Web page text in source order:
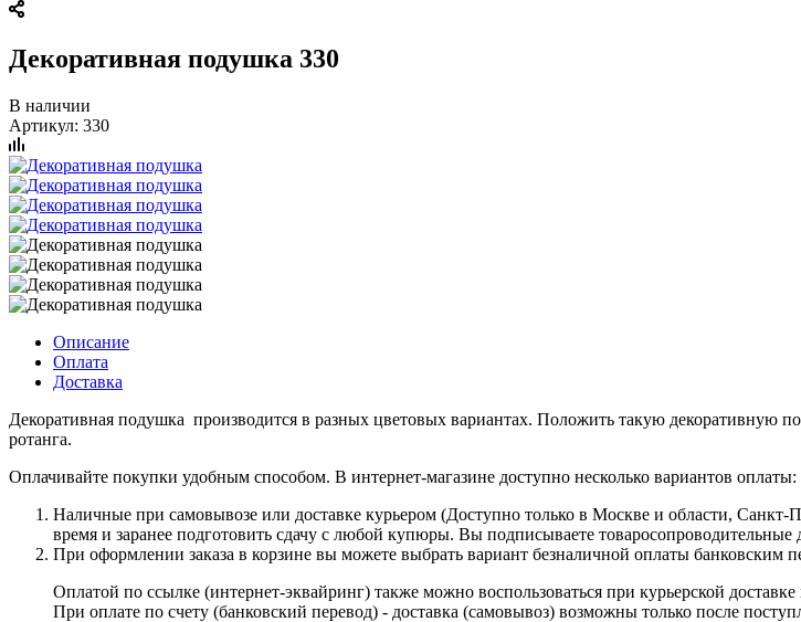
Декоративная подушка 330
В наличии
Артикул: 330
Описание
Оплата
Доставка
Декоративная подушка производится в разных цветовых вариантах. Положить такую декоративную
ротанга.
Оплачивайте покупки удобным способом. В интернет-магазине доступно несколько вариантов оплаты:
Наличные при самовывозе или доставке курьером (Доступно только в Москве и области, Санкт-
время и заранее подготовить сдачу с любой купюры. Вы подписываете
При оформлении заказа в корзине вы можете выбрать вариант безналичной оплаты банковским
Оплатой по ссылке (интернет-эквайринг) также можно воспользоваться при курьерской
При оплате по счету (банковский перевод) - доставка (самовывоз) возможны только после